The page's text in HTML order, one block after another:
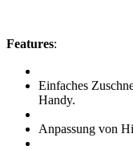
Features:
Einfaches
Handy.
Anpassung von